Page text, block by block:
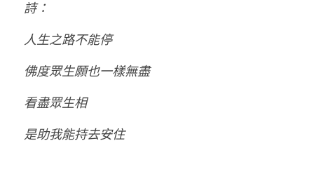
詩：
人生之路不能停
佛度眾生願也一樣無盡
看盡眾生相
是助我能持去安住